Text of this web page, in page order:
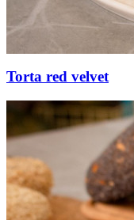
Torta red velvet